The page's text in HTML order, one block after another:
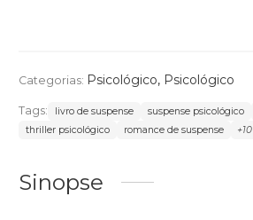
Categorias: Psicológico, Psicológico
Tags: livro de suspense suspense psicológico
thriller psicológico
romance de suspense +10
Sinopse